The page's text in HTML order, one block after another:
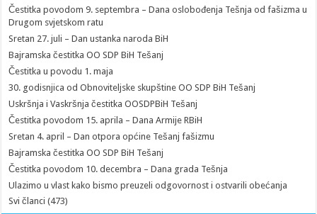
Čestitka povodom 9. septembra – Dana oslobođenja Tešnja od fašizma u
Drugom svjetskom ratu
Sretan 27. juli – Dan ustanka naroda BiH
Bajramska čestitka OO SDP BiH Tešanj
Čestitka u povodu 1. maja
30. godisnjica od Obnoviteljske skupštine OO SDP BiH Tešanj
Uskršnja i Vaskršnja čestitka OOSDPBiH Tešanj
Čestitka povodom 15. aprila – Dana Armije RBiH
Sretan 4. april – Dan otpora općine Tešanj fašizmu
Bajramska čestitka OO SDP BiH Tešanj
Čestitka povodom 10. decembra – Dana grada Tešnja
Ulazimo u vlast kako bismo preuzeli odgovornost i ostvarili obećanja
Svi članci (473)